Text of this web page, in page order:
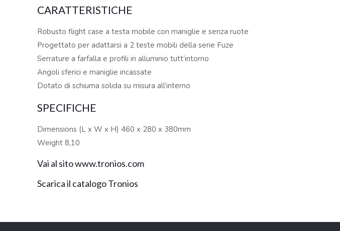
CARATTERISTICHE
Robusto flight case a testa mobile con maniglie e senza ruote
Progettato per adattarsi a 2 teste mobili della serie Fuze
Serrature a farfalla e profili in alluminio tutt’intorno
Angoli sferici e maniglie incassate
Dotato di schiuma solida su misura all’interno
SPECIFICHE
Dimensions (L x W x H) 460 x 280 x 380mm
Weight 8,10
Vai al sito www.tronios.com
Scarica il catalogo Tronios